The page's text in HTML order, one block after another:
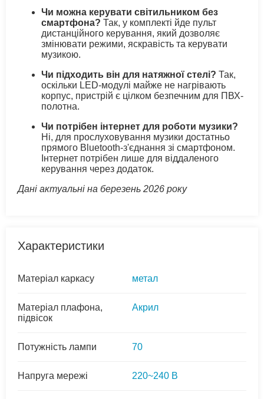
Чи можна керувати світильником без
смартфона? Так, у комплекті йде пульт
дистанційного керування, який дозволяє
змінювати режими, яскравість та керувати
музикою.
Чи підходить він для натяжної стелі? Так,
оскільки LED-модулі майже не нагрівають
корпус, пристрій є цілком безпечним для ПВХ-
полотна.
Чи потрібен інтернет для роботи музики?
Ні, для прослуховування музики достатньо
прямого Bluetooth-з'єднання зі смартфоном.
Інтернет потрібен лише для віддаленого
керування через додаток.
Дані актуальні на березень 2026 року
Характеристики
Матеріал каркасу метал
Матеріал плафона,
підвісок
Акрил
Потужність лампи 70
Напруга мережі 220~240 В